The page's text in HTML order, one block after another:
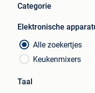
Categorie
Elektronische
Alle zoekertjes
Keukenmixers
Taal